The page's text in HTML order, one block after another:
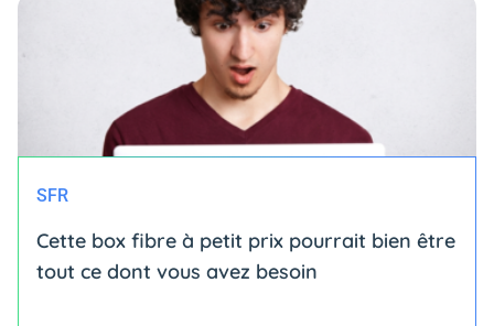
SFR
Cette box fibre à petit prix pourrait bien être
tout ce dont vous avez besoin